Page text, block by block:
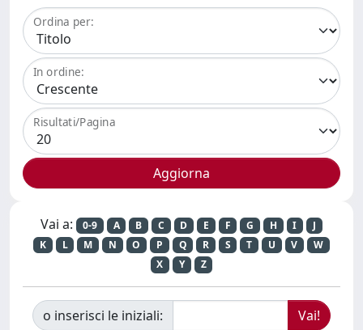
Ordina per:
In ordine:
Risultati/Pagina
Vai a: 0-9 A B C D E F G H I
J
K
L M N O P Q R S T U V
W
X
Y Z
o inserisci le iniziali: